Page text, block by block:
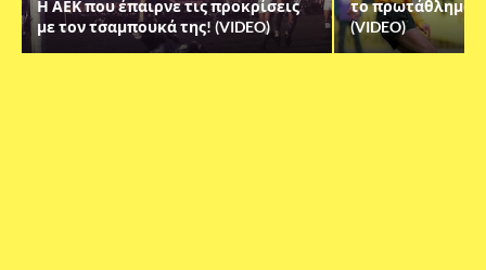
Η ΑΕΚ που έπαιρνε τις προκρίσεις
με τον τσαμπουκά της! (VIDEO)
το πρωτάθλημα
(VIDEO)